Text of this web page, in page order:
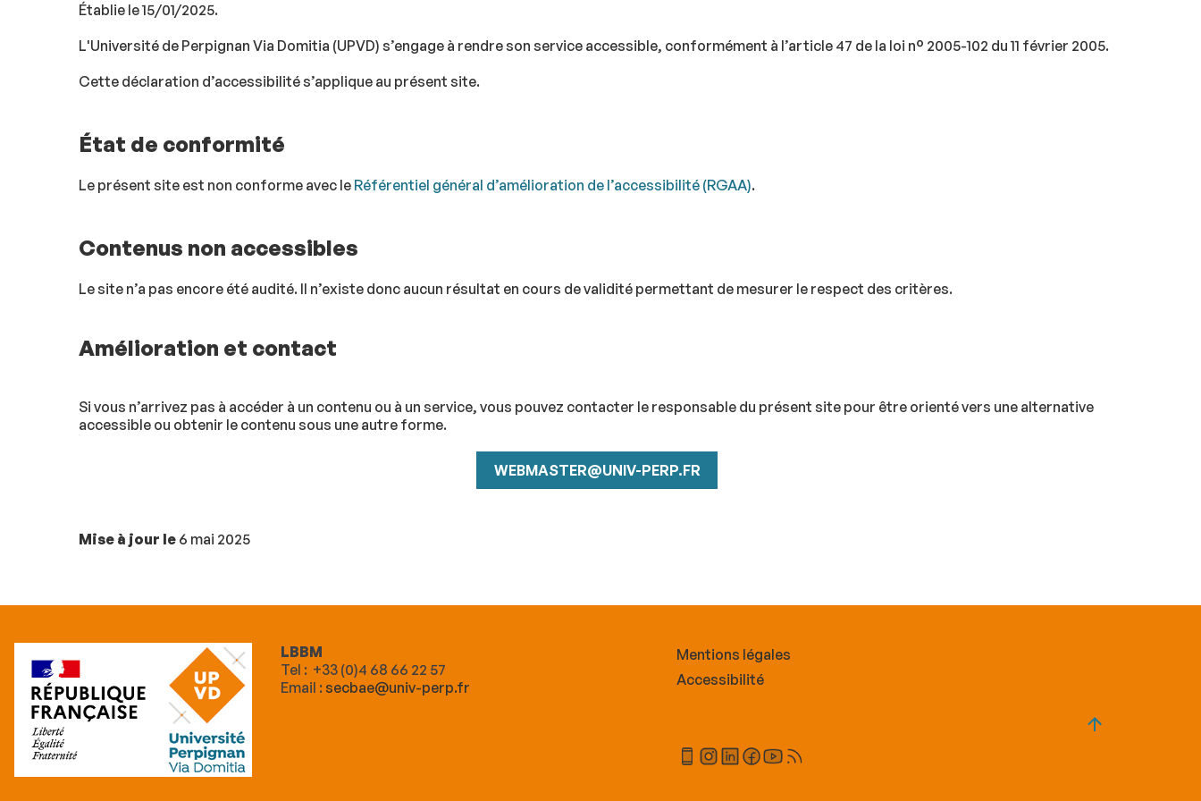
Établie le 15/01/2025.
L'Université de Perpignan Via Domitia (UPVD) s’engage à rendre son service accessible, conformément à l’article 47 de la loi n° 2005-102 du 11 février 2005.
Cette déclaration d’accessibilité s’applique au présent site.
État de conformité
Le présent site est non conforme avec le Référentiel général d’amélioration de l’accessibilité (RGAA).
Contenus non accessibles
Le site n’a pas encore été audité. Il n’existe donc aucun résultat en cours de validité permettant de mesurer le respect des critères.
Amélioration et contact
Si vous n’arrivez pas à accéder à un contenu ou à un service, vous pouvez contacter le responsable du présent site pour être orienté vers une alternative
accessible ou obtenir le contenu sous une autre forme.
WEBMASTER@UNIV-PERP.FR
Mise à jour le 6 mai 2025
LBBM
Tel : +33 (0)4 68 66 22 57
Email :secbae@univ-perp.fr
Mentions légales
Accessibilité